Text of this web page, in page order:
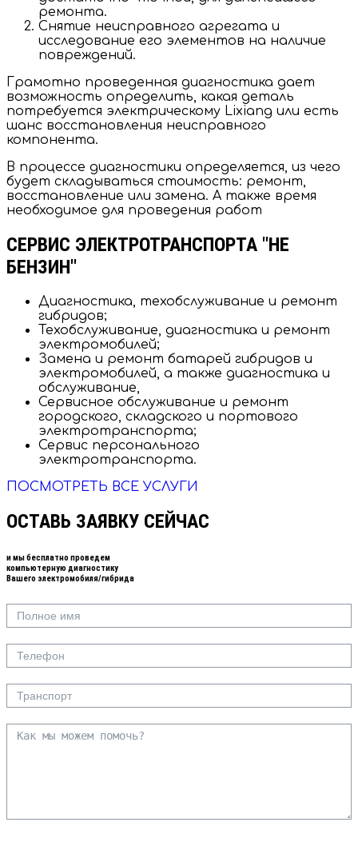
ремонта.
Снятие неисправного агрегата и
исследование его элементов на наличие
повреждений.
Грамотно проведенная диагностика дает
возможность определить, какая деталь
потребуется электрическому Lixiang или есть
шанс восстановления неисправного
компонента.
В процессе диагностики определяется, из чего
будет складываться стоимость: ремонт,
восстановление или замена. А также время
необходимое для проведения работ
СЕРВИС ЭЛЕКТРОТРАНСПОРТА "НЕ
БЕНЗИН"
Диагностика, техобслуживание и ремонт
гибридов;
Техобслуживание, диагностика и ремонт
электромобилей;
Замена и ремонт батарей гибридов и
электромобилей, а также диагностика и
обслуживание,
Сервисное обслуживание и ремонт
городского, складского и портового
электротранспорта;
Сервис персонального
электротранспорта.
ПОСМОТРЕТЬ ВСЕ УСЛУГИ
ОСТАВЬ ЗАЯВКУ СЕЙЧАС
и мыбесплатнопроведем
компьютерную диагностику
Вашего электромобиля/гибрида